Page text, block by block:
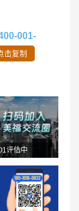
001-
击复制
评估中
咨询中